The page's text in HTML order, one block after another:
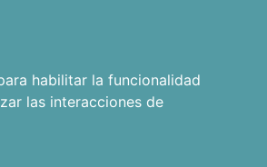
habilitar la funcionalidad
las interacciones de